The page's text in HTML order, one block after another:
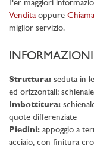
Per maggiori
Venditaoppure
miglior servizio.
Struttura: seduta in
ed orizzontali;
Imbottitura:
quote differenziate
Piedini: appoggio a
acciaio, con finitura